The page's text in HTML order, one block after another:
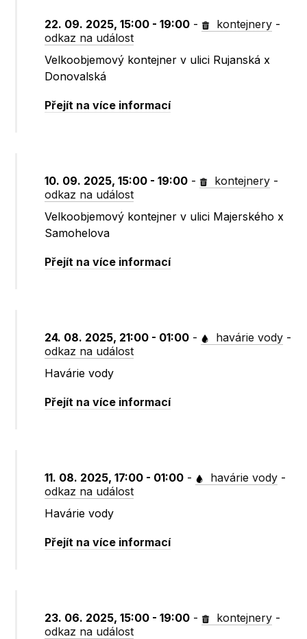
22. 09. 2025, 15:00 - 19:00 - kontejnery -
odkaz na událost
Velkoobjemový kontejner v ulici Rujanská x
Donovalská
Přejít na více informací
10. 09. 2025, 15:00 - 19:00 - kontejnery -
odkaz na událost
Velkoobjemový kontejner v ulici Majerského x
Samohelova
Přejít na více informací
24. 08. 2025, 21:00 - 01:00 - havárie vody -
odkaz na událost
Havárie vody
Přejít na více informací
11. 08. 2025, 17:00 - 01:00 - havárie vody -
odkaz na událost
Havárie vody
Přejít na více informací
23. 06. 2025, 15:00 - 19:00 - kontejnery -
odkaz na událost